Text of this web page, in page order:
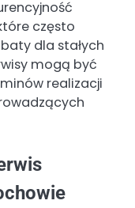
często
dla stałych
mogą być
realizacji